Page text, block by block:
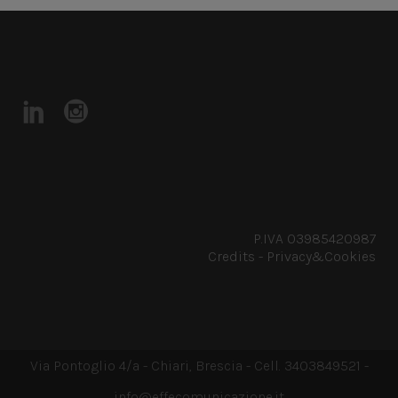
P.IVA 03985420987
Credits - Privacy&Cookies
Via Pontoglio 4/a - Chiari, Brescia - Cell. 3403849521 -